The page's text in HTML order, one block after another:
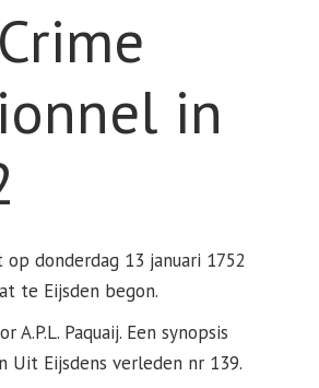
in
op donderdag 13 januari 1752
te Eijsden begon.
A.P.L. Paquaij. Een synopsis
Uit Eijsdens verleden nr 139.